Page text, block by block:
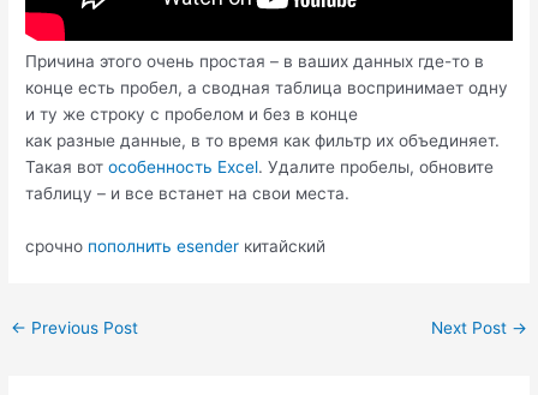
Причина этого очень простая – в ваших данных где-то в
конце есть пробел, а сводная таблица воспринимает одну
и ту же строку с пробелом и без в конце
как разные данные, в то время как фильтр их объединяет.
Такая вотособенность Excel. Удалите пробелы, обновите
таблицу – и все встанет на свои места.
срочно пополнить esender китайский
Post
← Previous Post Next Post →